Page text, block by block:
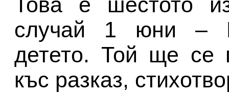
случай 1 юни –
детето. Той ще се
къс разказ,